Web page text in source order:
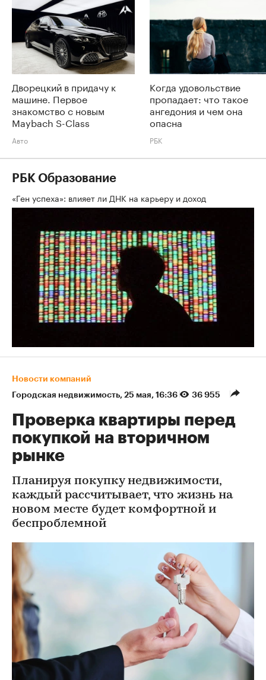
Дворецкий в придачу к
машине. Первое
знакомство с новым
Maybach S-Class
Авто
Когда удовольствие
пропадает: что такое
ангедония и чем она
опасна
РБК
РБК Образование
«Ген успеха»: влияет ли ДНК на карьеру и доход
Новости компаний
Городская недвижимость⁠, 25 мая, 16:36 36 955
Проверка квартиры перед
покупкой на вторичном
рынке
Планируя покупку недвижимости,
каждый рассчитывает, что жизнь на
новом месте будет комфортной и
беспроблемной